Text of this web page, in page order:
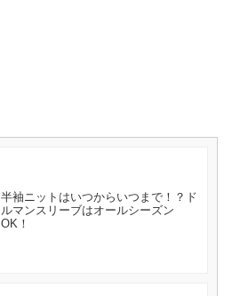
半袖ニットはいつからいつまで！？ド
ルマンスリーブはオールシーズン
OK！